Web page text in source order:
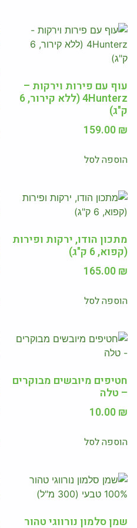
עוף עם פירות וירקות –
4Hunterz (ללא קירור, 6
ק"ג)
159.00₪
הוספה לסל
מתכון הודו, ירקות ופירות
(קפוא, 6 ק"ג)
165.00₪
הוספה לסל
חטיפים מיובשים מבוקרים
– טלה
10.00₪
הוספה לסל
שמן סלמון נורווגי טהור